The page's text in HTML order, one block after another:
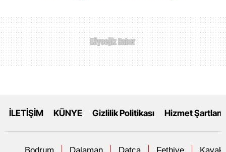
İLETİŞİM KÜNYE Gizlilik Politikası Hizmet Şartları
Bodrum Dalaman Datça Fethiye